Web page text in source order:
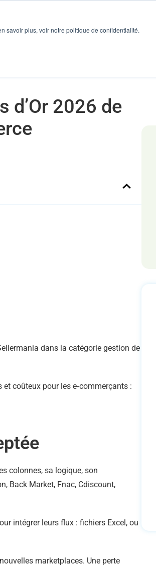
savoir plus, voir notre politique de confidentialité.
d’Or 2026 de
dans la catégorie gestion de
coûteux pour les e‑commerçants :
colonnes, sa logique, son
Back Market, Fnac, Cdiscount,
intégrer leurs flux : fichiers Excel, ou
marketplaces. Une perte